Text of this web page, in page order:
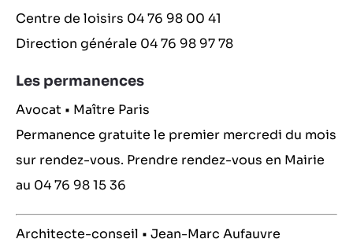
Centre de loisirs 04 76 98 00 41
Direction générale 04 76 98 97 78
Les permanences
Avocat • Maître Paris
Permanence gratuite le premier mercredi du mois
sur rendez-vous. Prendre rendez-vous en Mairie
au 04 76 98 15 36
Architecte-conseil • Jean-Marc Aufauvre